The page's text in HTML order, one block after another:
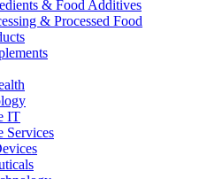
& Food Additives
& Processed Food
IT
Services